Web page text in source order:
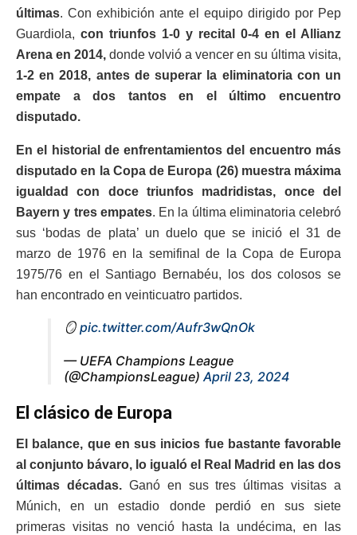
últimas. Con exhibición ante el equipo dirigido por Pep
Guardiola, con triunfos 1-0 y recital 0-4 en el Allianz
Arena en 2014, donde volvió a vencer en su última visita,
1-2 en 2018, antes de superar la eliminatoria con un
empate a dos tantos en el último encuentro
disputado.
En el historial de enfrentamientos del encuentro más
disputado en la Copa de Europa (26) muestra máxima
igualdad con doce triunfos madridistas, once del
Bayern y tres empates. En la última eliminatoria celebró
sus ‘bodas de plata’ un duelo que se inició el 31 de
marzo de 1976 en la semifinal de la Copa de Europa
1975/76 en el Santiago Bernabéu, los dos colosos se
han encontrado en veinticuatro partidos.
🪞 pic.twitter.com/Aufr3wQnOk
— UEFA Champions League
(@ChampionsLeague) April 23, 2024
El clásico de Europa
El balance, que en sus inicios fue bastante favorable
al conjunto bávaro, lo igualó el Real Madrid en las dos
últimas décadas.Ganó en sus tres últimas visitas a
Múnich, en un estadio donde perdió en sus siete
primeras visitas no venció hasta la undécima, en las